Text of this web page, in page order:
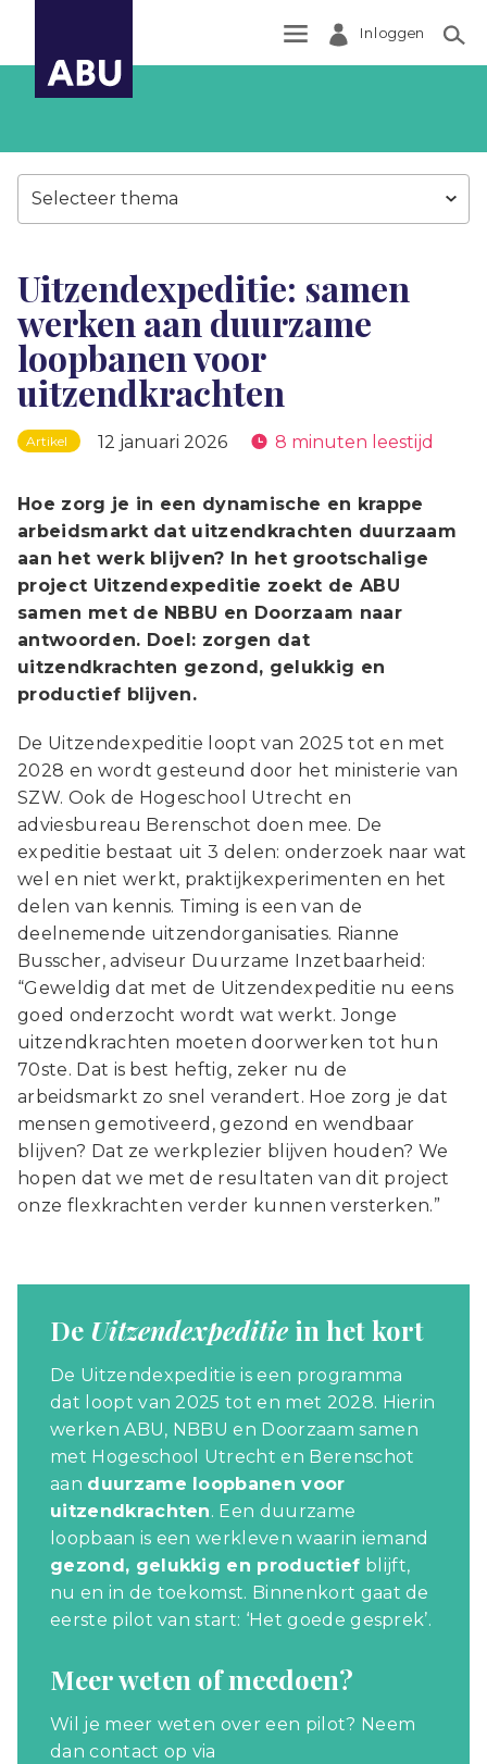
Inloggen
Selecteer thema
Uitzendexpeditie: samen
werken aan duurzame
loopbanen voor
uitzendkrachten
Artikel 12 januari 2026 8 minuten leestijd
Hoe zorg je in een dynamische en krappe
arbeidsmarkt dat uitzendkrachten duurzaam
aan het werk blijven? In het grootschalige
project Uitzendexpeditie zoekt de ABU
samen met de NBBU en Doorzaam naar
antwoorden. Doel: zorgen dat
uitzendkrachten gezond, gelukkig en
productief blijven.
De Uitzendexpeditie loopt van 2025 tot en met
2028 en wordt gesteund door het ministerie van
SZW. Ook de Hogeschool Utrecht en
adviesbureau Berenschot doen mee. De
expeditie bestaat uit 3 delen: onderzoek naar wat
wel en niet werkt, praktijkexperimenten en het
delen van kennis. Timing is een van de
deelnemende uitzendorganisaties. Rianne
Busscher, adviseur Duurzame Inzetbaarheid:
“Geweldig dat met de Uitzendexpeditie nu eens
goed onderzocht wordt wat werkt. Jonge
uitzendkrachten moeten doorwerken tot hun
70ste. Dat is best heftig, zeker nu de
arbeidsmarkt zo snel verandert. Hoe zorg je dat
mensen gemotiveerd, gezond en wendbaar
blijven? Dat ze werkplezier blijven houden? We
hopen dat we met de resultaten van dit project
onze flexkrachten verder kunnen versterken.”
De Uitzendexpeditiein het kort
De Uitzendexpeditie is een programma
dat loopt van 2025 tot en met 2028. Hierin
werken ABU, NBBU en Doorzaam samen
met Hogeschool Utrecht en Berenschot
aan duurzame loopbanen voor
uitzendkrachten. Een duurzame
loopbaan is een werkleven waarin iemand
gezond, gelukkig en productief blijft,
nu en in de toekomst. Binnenkort gaat de
eerste pilot van start: ‘Het goede gesprek’.
Meer weten of meedoen?
Wil je meer weten over een pilot? Neem
dan contact op via